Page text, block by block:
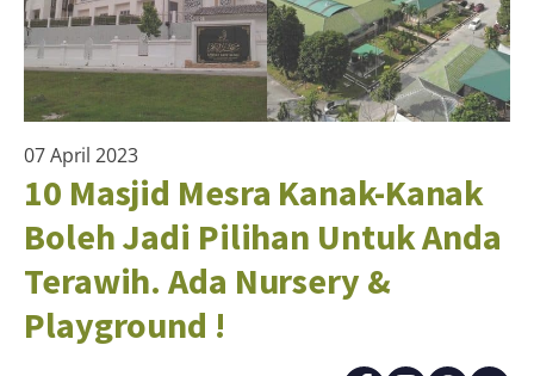
07 April 2023
10 Masjid Mesra Kanak-Kanak
Boleh Jadi Pilihan Untuk Anda
Terawih. Ada Nursery &
Playground !